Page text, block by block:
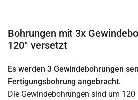
Bohrungen mit 3x
120° versetzt
Es werden 3 Gewindebohrungen
Fertigungsbohrung angebracht.
Die Gewindebohrungen sind um 120